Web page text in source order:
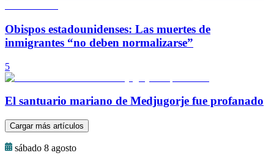
Obispos estadounidenses: Las muertes de
inmigrantes “no deben normalizarse”
5
El santuario mariano de Medjugorje fue profanado
Cargar más artículos
sábado 8 agosto